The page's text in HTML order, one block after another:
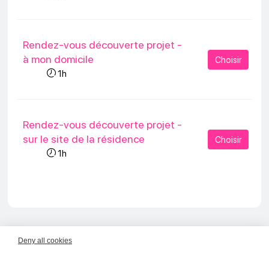
Rendez-vous découverte projet -
à mon domicile
1h
Choisir
Rendez-vous découverte projet -
sur le site de la résidence
1h
Choisir
Service de prise de rendez-vous par internet et de
Deny all cookies